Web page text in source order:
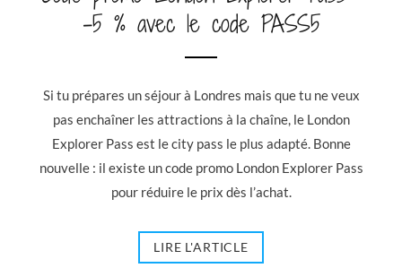
-5 % avec le code PASS5
Si tu prépares un séjour à Londres mais que tu ne veux
pas enchaîner les attractions à la chaîne, le London
Explorer Pass est le city pass le plus adapté. Bonne
nouvelle : il existe un code promo London Explorer Pass
pour réduire le prix dès l’achat.
LIRE L'ARTICLE